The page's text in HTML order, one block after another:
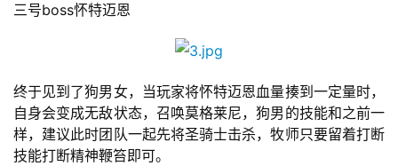
游
戏
休
三号boss怀特迈恩
终于见到了狗男女，当玩家将怀特迈恩血量揍到一定量时，
自身会变成无敌状态，召唤莫格莱尼，狗男的技能和之前一
样，建议此时团队一起先将圣骑士击杀，牧师只要留着打断
技能打断精神鞭笞即可。